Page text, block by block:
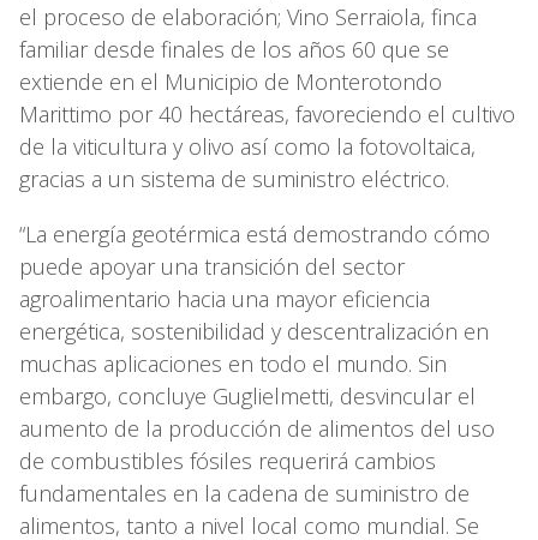
el proceso de elaboración; Vino Serraiola, finca
familiar desde finales de los años 60 que se
extiende en el Municipio de Monterotondo
Marittimo por 40 hectáreas, favoreciendo el cultivo
de la viticultura y olivo así como la fotovoltaica,
gracias a un sistema de suministro eléctrico.
“La energía geotérmica está demostrando cómo
puede apoyar una transición del sector
agroalimentario hacia una mayor eficiencia
energética, sostenibilidad y descentralización en
muchas aplicaciones en todo el mundo. Sin
embargo, concluye Guglielmetti, desvincular el
aumento de la producción de alimentos del uso
de combustibles fósiles requerirá cambios
fundamentales en la cadena de suministro de
alimentos, tanto a nivel local como mundial. Se